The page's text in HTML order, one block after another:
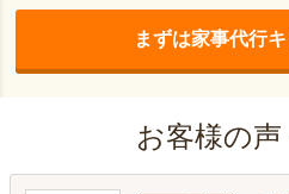
まずは家事代行
お客様の声